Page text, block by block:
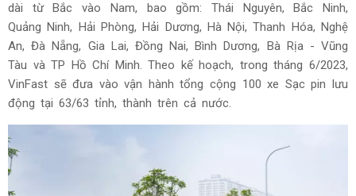
dài từ Bắc vào Nam, bao gồm: Thái Nguyên, Bắc Ninh,
Quảng Ninh, Hải Phòng, Hải Dương, Hà Nội, Thanh Hóa, Nghệ
An, Đà Nẵng, Gia Lai, Đồng Nai, Bình Dương, Bà Rịa - Vũng
Tàu và TP Hồ Chí Minh. Theo kế hoạch, trong tháng 6/2023,
VinFast sẽ đưa vào vận hành tổng cộng 100 xe Sạc pin lưu
động tại 63/63 tỉnh, thành trên cả nước.